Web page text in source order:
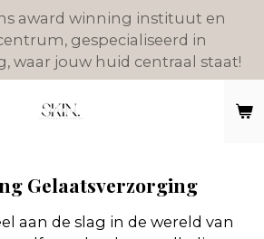
award winning instituut en
gespecialiseerd in
waar jouw huid centraal staat!
Gelaatsverzorging
aan de slag in de wereld van